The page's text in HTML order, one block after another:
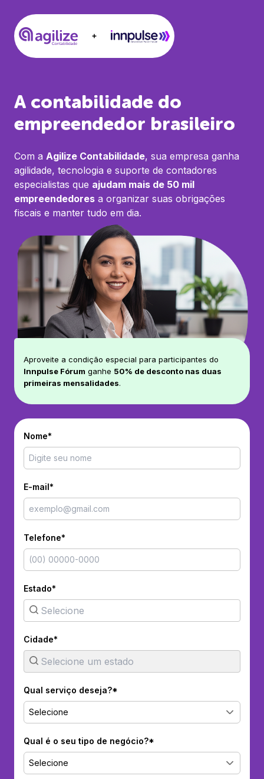
A contabilidade do
empreendedor brasileiro
Com a Agilize Contabilidade, sua empresa ganha
agilidade, tecnologia e suporte de contadores
especialistas que ajudam mais de 50 mil
empreendedores a organizar suas obrigações
fiscais e manter tudo em dia.
Aproveite a condição especial para participantes do
Innpulse Fórum ganhe 50% de desconto nas duas
primeiras mensalidades.
Nome*
E-mail*
Telefone*
Estado*
Cidade*
Qual serviço deseja?*
Selecione
Qual é o seu tipo de negócio?*
Selecione